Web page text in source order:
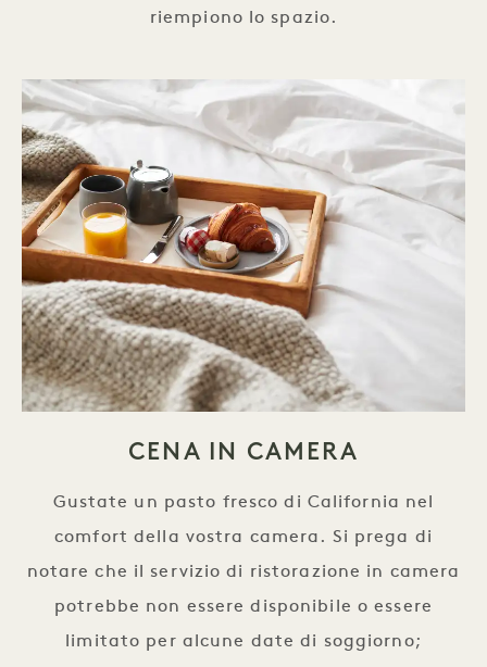
riempiono lo spazio.
CENA IN CAMERA
Gustate un pasto fresco di California nel
comfort della vostra camera. Si prega di
notare che il servizio di ristorazione in camera
potrebbe non essere disponibile o essere
limitato per alcune date di soggiorno;